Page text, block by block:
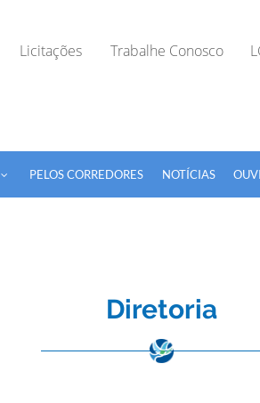
Licitações Trabalhe Conosco
TODOS OS CAMPOS SÃO
PELOS CORREDORES NOTÍCIAS
Diretoria